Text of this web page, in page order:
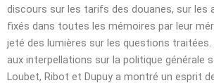
discours sur les tarifs des douanes, sur les
fixés dans toutes les mémoires par leur
jeté des lumières sur les questions traitées.
aux interpellations sur la politique générale
Loubet, Ribot et Dupuy a montré un esprit